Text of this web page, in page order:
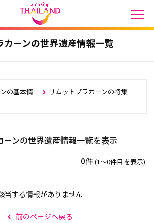
カーンの世界遺産情報一覧
の基本情
サムットプラカーンの特集
ーンの世界遺産情報一覧を表示
0件(1〜0件目を表示)
当する情報がありません
前のページへ戻る